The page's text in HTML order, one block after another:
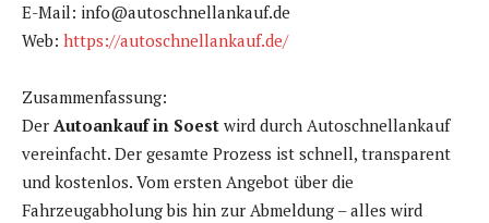
E-Mail: info@autoschnellankauf.de
Web: https://autoschnellankauf.de/
Zusammenfassung:
Der Autoankauf in Soest wird durch Autoschnellankauf
vereinfacht. Der gesamte Prozess ist schnell, transparent
und kostenlos. Vom ersten Angebot über die
Fahrzeugabholung bis hin zur Abmeldung – alles wird